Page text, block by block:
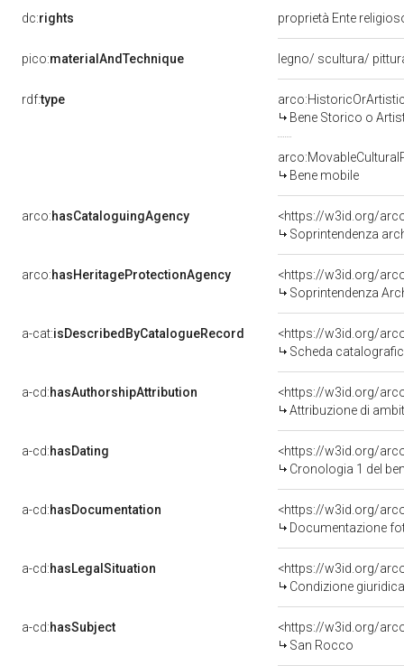
dc:rights proprietà Ente
pico:materialAndTechnique legno/ scultura/
rdf:type
Bene Storico o
Bene mobile
arco:hasCataloguingAgency
<https://w3id.org/
Soprintendenza
arco:hasHeritageProtectionAgency
<https://w3id.org/
Soprintendenza
a-cat:isDescribedByCatalogueRecord
<https://w3id.org/
Scheda
a-cd:hasAuthorshipAttribution
<https://w3id.org/
Attribuzione di
a-cd:hasDating
<https://w3id.org/
Cronologia 1 del
a-cd:hasDocumentation
Documentazione
a-cd:hasLegalSituation
Condizione
a-cd:hasSubject
<https://w3id.org/
San Rocco